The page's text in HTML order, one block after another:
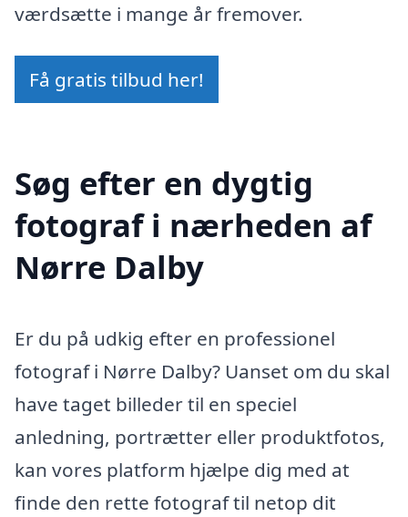
værdsætte i mange år fremover.
Få gratis tilbud her!
Søg efter en dygtig
fotograf i nærheden af
Nørre Dalby
Er du på udkig efter en professionel
fotograf i Nørre Dalby? Uanset om du skal
have taget billeder til en speciel
anledning, portrætter eller produktfotos,
kan vores platform hjælpe dig med at
finde den rette fotograf til netop dit